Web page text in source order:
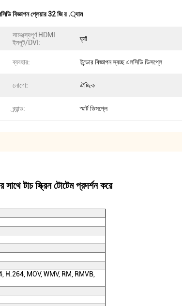
বিজ্ঞাপন প্লেয়ার 32 জি র .্যাম
সামঞ্জস্যপূর্ণ HDMI
ইনপুট/DVI:
হ্যাঁ
ব্যবহার: ইন্ডোর বিজ্ঞাপন স্বচ্ছ এলসিডি ডিসপ্লে
লোগো: ঐচ্ছিক
ব্র্যান্ড: স্মার্ট ডিসপ্লে
সাথে টাচ স্ক্রিন টোটেম প্রদর্শন করে
H.264, MOV, WMV, RM, RMVB,